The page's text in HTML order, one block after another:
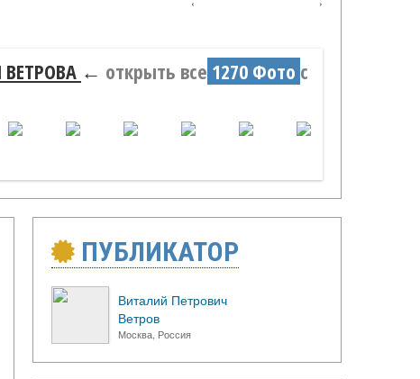
‹ ›
← открыть все 1270 Фото с
ПУБЛИКАТОР
Виталий Петрович
Ветров
Москва, Россия